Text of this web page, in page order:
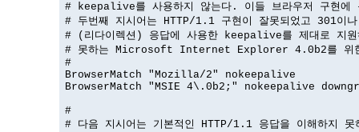
# keepalive를 사용하지 않는다. 이들 브라우저 구현에
# 두번째 지시어는 HTTP/1.1 구현이 잘못되었고 301이
# (리다이렉션) 응답에 사용한 keepalive를 제대로 지원
# 못하는 Microsoft Internet Explorer 4.0b2를 위
#
BrowserMatch "Mozilla/2" nokeepalive
BrowserMatch "MSIE 4\.0b2;" nokeepalive
#
# 다음 지시어는 기본적인 HTTP/1.1 응답을 이해하지 못